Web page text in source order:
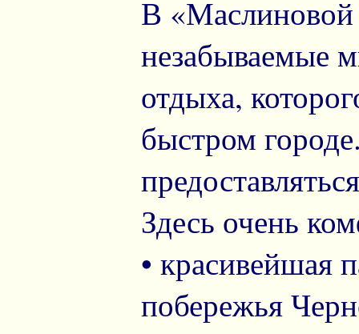
В
незабываемые
отдыха,
быстром
Здесь очень
• красивейшая
побережья